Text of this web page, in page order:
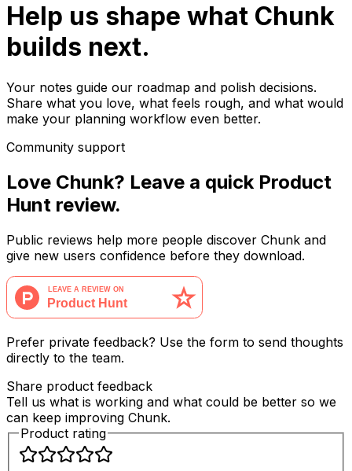
Help us shape what Chunk
builds next.
Your notes guide our roadmap and polish decisions.
Share what you love, what feels rough, and what would
make your planning workflow even better.
Community support
Love Chunk? Leave a quick Product
Hunt review.
Public reviews help more people discover Chunk and
give new users confidence before they download.
Prefer private feedback? Use the form to send thoughts
directly to the team.
Share product feedback
Tell us what is working and what could be better so we
can keep improving Chunk.
Product rating